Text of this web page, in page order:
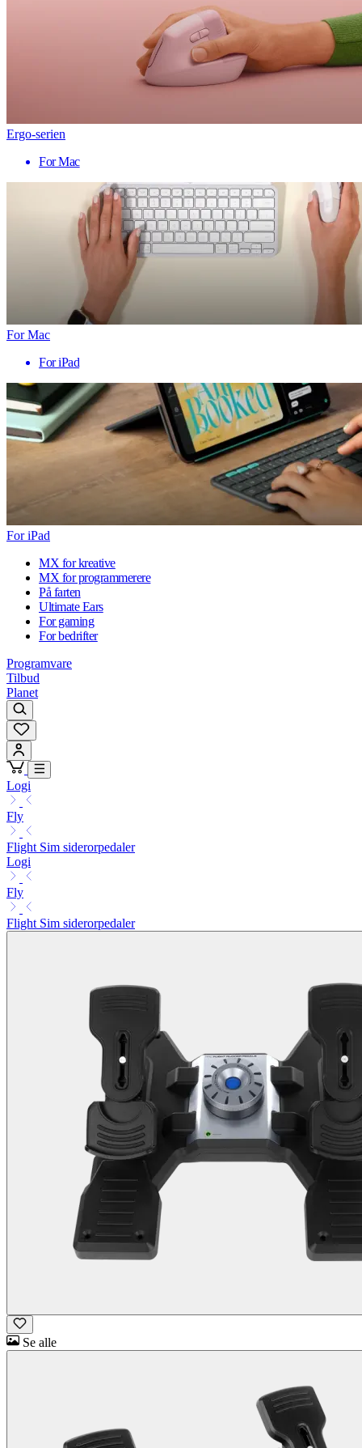
Ergo-serien
For Mac
For Mac
For iPad
For iPad
MX for kreative
MX for programmerere
På farten
Ultimate Ears
For gaming
For bedrifter
Programvare
Tilbud
Planet
Logi
Fly
Flight Sim siderorpedaler
Logi
Fly
Flight Sim siderorpedaler
Se alle